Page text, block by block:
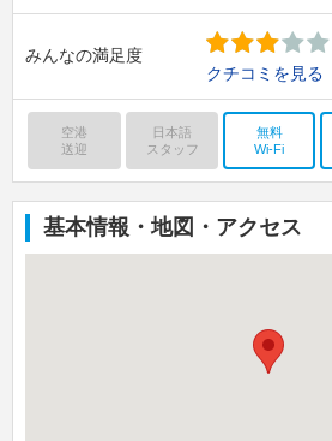
みんなの満足度
クチコミを見る
空港
送迎
日本語
スタッフ
無料
Wi-Fi
基本情報・地図・アクセス